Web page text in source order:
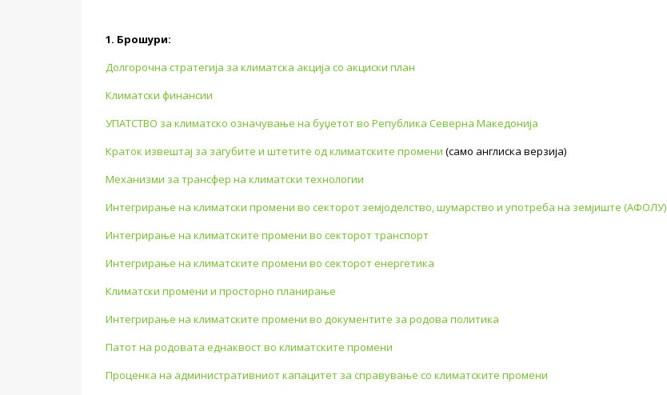
1. Брошури:
Долгорочна стратегија за климатска акција со акциски план
Климатски финансии
УПАТСТВО за климатско означување на буџетот во Република Северна Македонија
Краток извештај за загубите и штетите од климатските промени (само англиска верзија)
Механизми за трансфер на климатски технологии
Интегрирање на климатски промени во секторот земјоделство, шумарство и употреба на земјиште (АФОЛУ)
Интегрирање на климатските промени во секторот транспорт
Интегрирање на климатските промени во секторот енергетика
Климатски промени и просторно планирање
Интегрирање на климатските промени во документите за родова политика
Патот на родовата еднаквост во климатските промени
Проценка на административниот капацитет за справување со климатските промени